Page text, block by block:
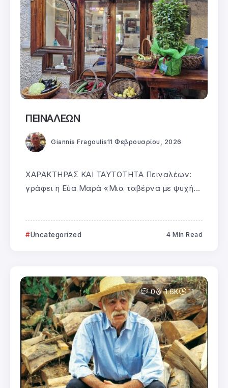
ΠΕΙΝΑΛΕΩΝ
Giannis Fragoulis11 Φεβρουαρίου, 2026
ΧΑΡΑΚΤΗΡΑΣ ΚΑΙ ΤΑΥΤΟΤΗΤΑ Πειναλέων:
γράφει η Εύα Μαρά «Μια ταβέρνα με ψυχή...
Uncategorized 4 Min Read
0 1.6K 11